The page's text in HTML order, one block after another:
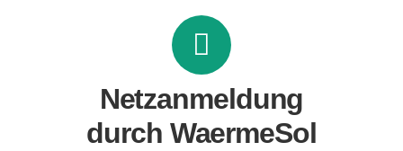
Netzanmeldung
durch WaermeSol